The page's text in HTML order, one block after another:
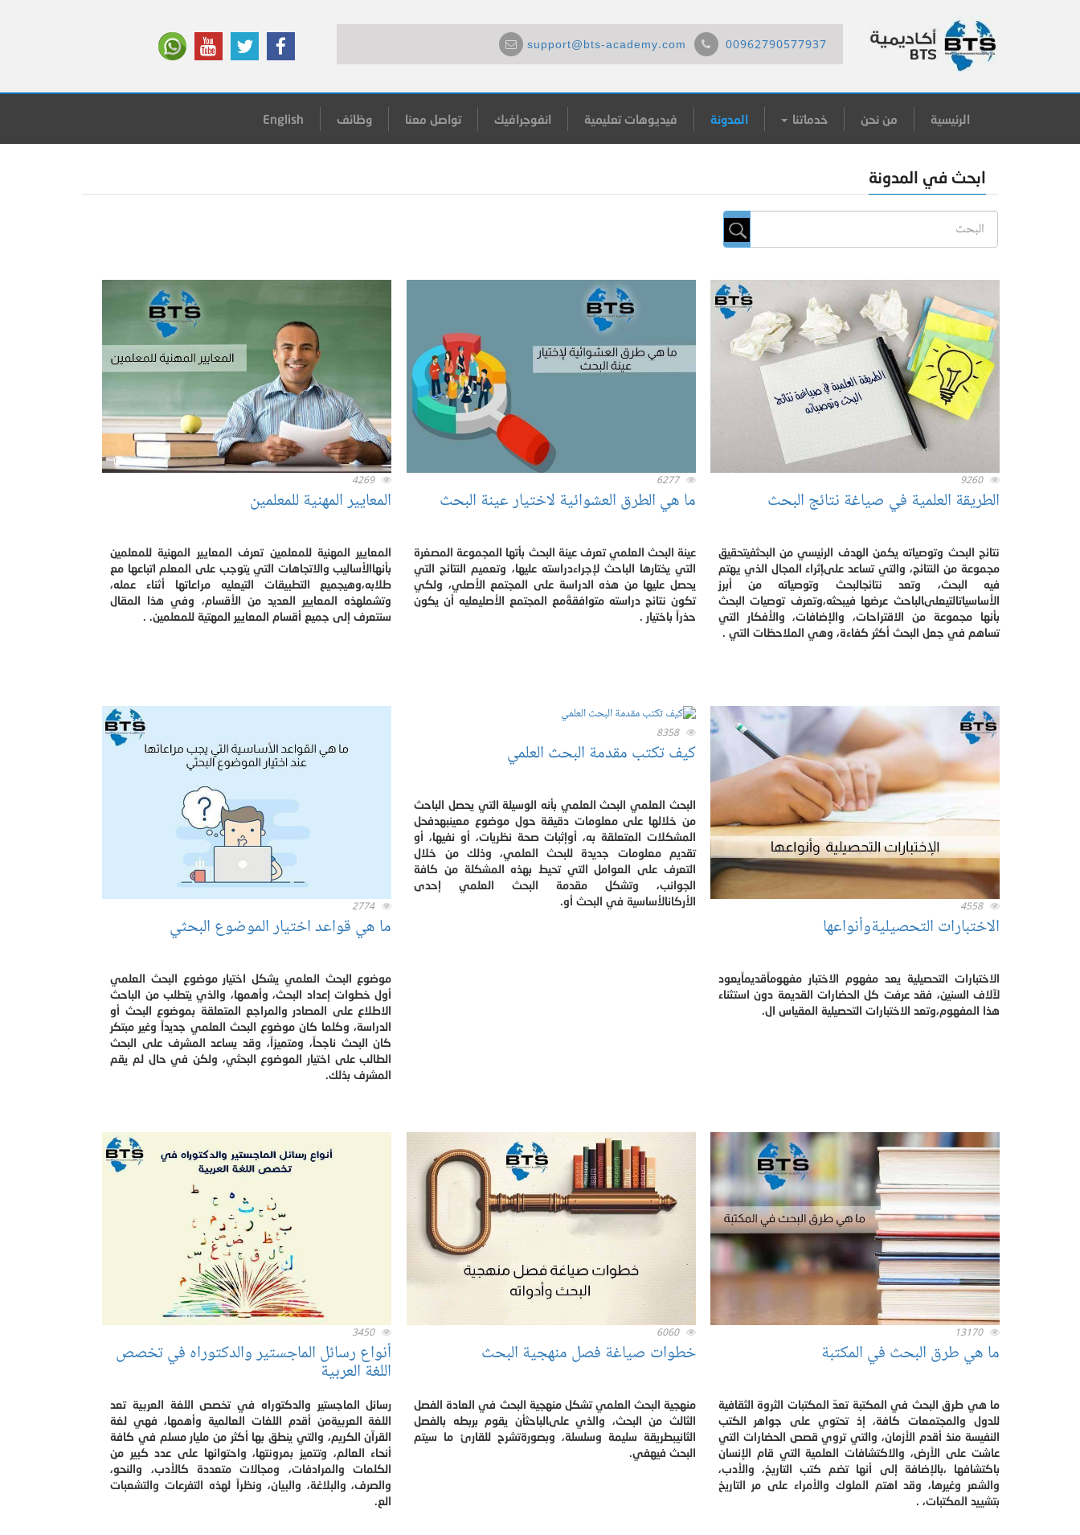
00962790577937
support@bts-academy.com
الرئيسية من نحن خدماتنا المدونة فيديوهات تعليمية انفوجرافيك تواصل معنا وظائف English
ابحث في المدونة
9260
الطريقة العلمية في صياغة نتائج البحث
نتائج البحث وتوصياته يكمن الهدف الرئيسي من البحثفيتحقيق
مجموعة من النتائج، والتي تساعد علىإثراء المجال الذي يهتم
فيه البحث، وتعد نتائجالبحث وتوصياته من أبرز
الأساسياتالتيعلىالباحث عرضها فيبحثه،وتعرف توصيات البحث
بأنها مجموعة من الاقتراحات، والإضافات، والأفكار التي
تساهم في جعل البحث أكثر كفاءة، وهي الملاحظات التي .
6277
ما هي الطرق العشوائية لاختيار عينة البحث
عينة البحث العلمي تعرف عينة البحث بأتها المجموعة المصغرة
التي يختارها الباحث لإجراءدراسته عليها، وتعميم النتائج التي
يحصل عليها من هذه الدراسة على المجتمع الأصلي، ولكي
تكون نتائج دراسته متوافقةًمع المجتمع الأصليعليه أن يكون
حذراً باختيار .
4269
المعايير المهنية للمعلمين
المعايير المهنية للمعلمين تعرف المعايير المهنية للمعلمين
بأنهاالأساليب والاتجاهات التي يتوجب على المعلم اتباعها مع
طلابه،وهيجميع التطبيقات التيعليه مراعاتها أثناء عمله،
وتشملهذه المعايير العديد من الأقسام، وفي هذا المقال
سنتعرف إلى جميع أقسام المعايير المهتية للمعلمين. .
4558
الاختبارات التحصيليةوأنواعها
الاختبارات التحصيلية يعد مفهوم الاختبار مفهوماًقديماًيعود
لآلاف السنين، فقد عرفت كل الحضارات القديمة دون استثناء
هذا المفهوم،وتعد الاختبارات التحصيلية المقياس ال.
8358
كيف تكتب مقدمة البحث العلمي
البحث العلمي البحث العلمي بأنه الوسيلة التي يحصل الباحث
من خلالها على معلومات دقيقة حول موضوع معينبهدفحل
المشكلات المتعلقة به، أوإثبات صحة نظريات، أو نفيها، أو
تقديم معلومات جديدة للبحث العلمي، وذلك من خلال
التعرف على العوامل التي تحيط بهذه المشكلة من كافة
الجوانب، وتشكل مقدمة البحث العلمي إحدى
الأركانالأساسية في البحث أو.
2774
ما هي قواعد اختيار الموضوع البحثي
موضوع البحث العلمي يشكل اختيار موضوع البحث العلمي
أول خطوات إعداد البحث، وأهمها، والذي يتطلب من الباحث
الاطلاع على المصادر والمراجع المتعلقة بموضوع البحث أو
الدراسة، وكلما كان موضوع البحث العلمي جديداً وغير مبتكر
كان البحث ناجحاً، ومتميزاً، وقد يساعد المشرف على البحث
الطالب على اختيار الموضوع البحثي، ولكن في حال لم يقم
المشرف بذلك.
13170
ما هي طرق البحث في المكتبة
ما هي طرق البحث في المكتبة تعدّ المكتبات الثروة الثقافية
للدول والمجتمعات كافة، إذ تحتوي على جواهر الكتب
النفيسة منذ أقدم الأزمان، والتي تروي قصص الحضارات التي
عاشت على الأرض، والاكتشافات العلمية التي قام الإنسان
باكتشافها ،بالإضافة إلى أنها تضم كتب التاريخ، والأدب،
والشعر وغيرها، وقد اهتم الملوك والأمراء على مر التاريخ
بتشييد المكتبات، .
6060
خطوات صياغة فصل منهجية البحث
منهجية البحث العلمي تشكل منهجية البحث في العادة الفصل
الثالث من البحث، والذي علىالباحثأن يقوم بربطه بالفصل
الثانيبطريقة سليمة وسلسلة، وبصورةتشرح للقارئ ما سيتم
البحث فيهفي.
3450
أنواع رسائل الماجستير والدكتوراه في تخصص
اللغة العربية
رسائل الماجستير والدكتوراه في تخصص اللغة العربية تعد
اللغة العربيةمن أقدم اللغات العالمية وأهمها، فهي لغة
القرآن الكريم، والتي ينطق بها أكثر من مليار مسلم في كافة
أنحاء العالم، وتتميز بمرونتها، واحتوائها على عدد كبير من
الكلمات والمرادفات، ومجالات متعددة كالأدب، والنحو،
والصرف، والبلاغة، والبيان، ونظراً لهذه التفرعات والتشعبات
الع.